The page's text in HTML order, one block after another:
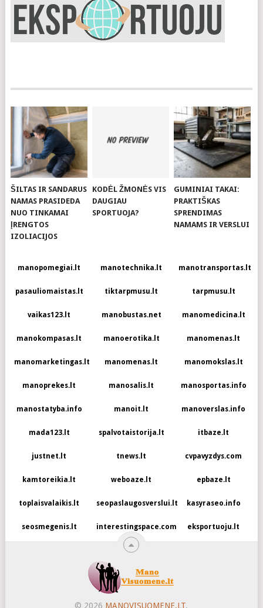
ŠILTAS IR SANDARUS
NAMAS PRASIDEDA
NUO TINKAMAI
ĮRENGTOS
IZOLIACIJOS
KODĖL ŽMONĖS VIS
DAUGIAU
SPORTUOJA?
GUMINIAI TAKAI:
PRAKTIŠKAS
SPRENDIMAS
NAMAMS IR VERSLUI
manopomegiai.lt manotechnika.lt manotransportas.lt
pasauliomaistas.lt tiktarpmusu.lt tarpmusu.lt
vaikas123.lt manobustas.net manomedicina.lt
manokompasas.lt manoerotika.lt manomenas.lt
manomarketingas.lt manomenas.lt manomokslas.lt
manoprekes.lt manosalis.lt manosportas.info
manostatyba.info manoit.lt manoverslas.info
mada123.lt spalvotaistorija.lt itbaze.lt
justnet.lt tnews.lt cvpavyzdys.com
kamtoreikia.lt weboaze.lt epbaze.lt
toplaisvalaikis.lt seopaslaugosverslui.lt kasyraseo.info
seosmegenis.lt interestingspace.com eksportuoju.lt
© 2026 MANOVISUOMENE.LT.